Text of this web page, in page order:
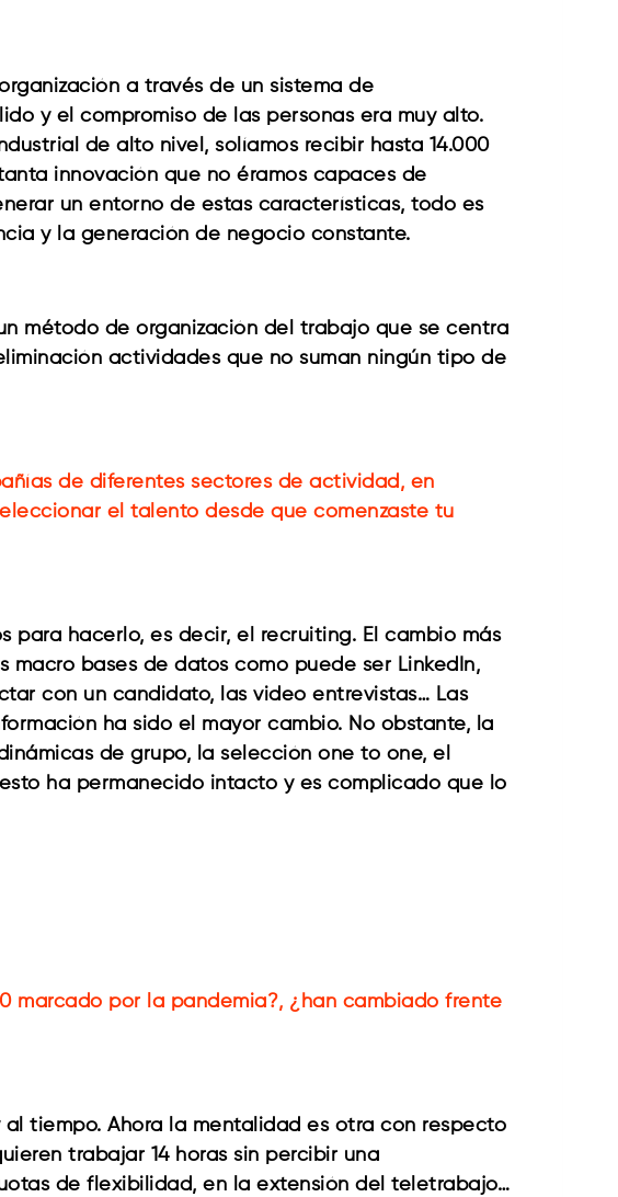
a través de un sistema de
y el compromiso de las personas era muy alto.
de alto nivel, solíamos recibir hasta 14.000
innovación que no éramos capaces de
un entorno de estas características, todo es
y la generación de negocio constante.
método de organización del trabajo que se centra
actividades que no suman ningún tipo de
de diferentes sectores de actividad, en
el talento desde que comenzaste tu
para hacerlo, es decir, el recruiting. El cambio más
bases de datos como puede ser LinkedIn,
con un candidato, las video entrevistas… Las
ha sido el mayor cambio. No obstante, la
de grupo, la selección one to one, el
ha permanecido intacto y es complicado que lo
marcado por la pandemia?, ¿han cambiado frente
tiempo. Ahora la mentalidad es otra con respecto
trabajar 14 horas sin percibir una
de flexibilidad, en la extensión del teletrabajo…